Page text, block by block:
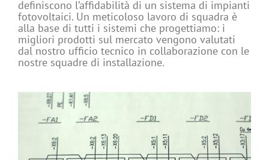
definiscono l’affidabilità di un sistema di impianti
fotovoltaici. Un meticoloso lavoro di squadra è
alla base di tutti i sistemi che progettiamo: i
migliori prodotti sul mercato vengono valutati
dal nostro ufficio tecnico in collaborazione con le
nostre squadre di installazione.